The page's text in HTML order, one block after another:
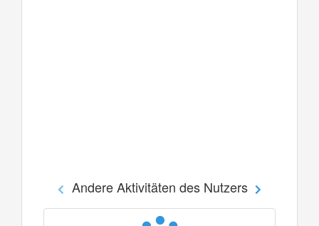
Andere Aktivitäten des Nutzers